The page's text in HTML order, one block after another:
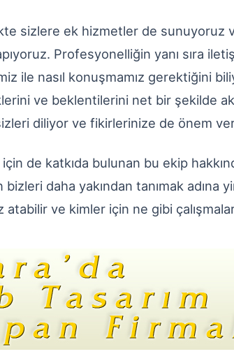
sizlere ek hizmetler de sunuyoruz
Profesyonelliğin yanı sıra
ile nasıl konuşmamız gerektiğini
ve beklentilerini net bir şekilde
diliyor ve fikirlerinize de önem
de katkıda bulunan bu ekip
bizleri daha yakından tanımak adına
atabilir ve kimler için ne gibi